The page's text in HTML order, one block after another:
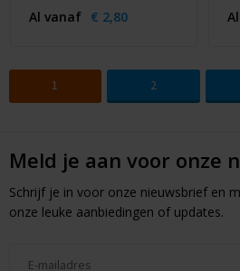
Al vanaf € 2,80
1 2
Meld je aan voor onze
Schrijf je in voor onze nieuwsbrief en
onze leuke aanbiedingen of updates.